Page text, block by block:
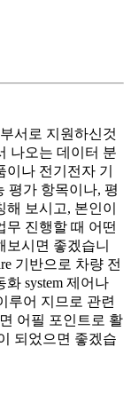
서로 지원하신것
나오는 데이터 분
나 전기전자 기
평가 항목이나, 평
보시고, 본인이
무 진행할 때 어떤
시면 좋겠습니
기반으로 차량 전
system 제어나
루어 지므로 관련
어필 포인트로 활
되었으면 좋겠습